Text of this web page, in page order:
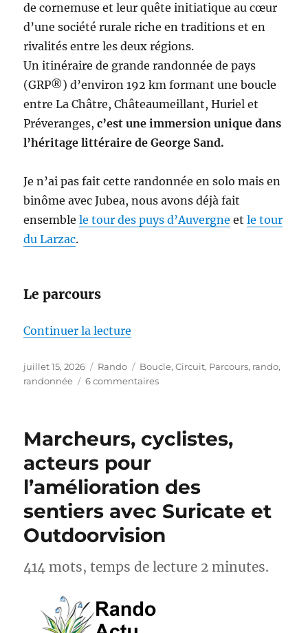
de cornemuse et leur quête initiatique au cœur
d’une société rurale riche en traditions et en
rivalités entre les deux régions.
Un itinéraire de grande randonnée de pays
(GRP®) d’environ 192 km formant une boucle
entre La Châtre, Châteaumeillant, Huriel et
Préveranges,c’est une immersion unique dans
l’héritage littéraire de George Sand.
Je n’ai pas fait cette randonnée en solo mais en
binôme avec Jubea, nous avons déjà fait
ensemblele tour des puys d’Auvergne etle tour
du Larzac.
Le parcours
Continuer la lecture
Publié
le
juillet 15, 2026 Catégories
Rando Étiquettes
Boucle,Circuit, Parcours, rando,
randonnée
6 commentairessur
sur
des
Maîtres
Sonneurs
Marcheurs, cyclistes,
acteurs pour
l’amélioration des
sentiers avec Suricate et
Outdoorvision
414 mots, temps de lecture 2 minutes.